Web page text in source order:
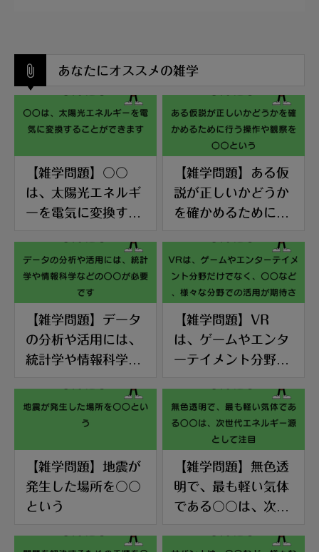
あなたにオススメの雑学
【雑学問題】〇〇
は、太陽光エネルギ
ーを電気に変換する
【雑学問題】ある仮
説が正しいかどうか
を確かめるために行
【雑学問題】データ
の分析や活用には、
統計学や情報科学な
【雑学問題】VR
は、ゲームやエンタ
ーテイメント分野だ
ど、様々な分野での
活用が期待されてい
【雑学問題】地震が
発生した場所を〇〇
という
【雑学問題】無色透
明で、最も軽い気体
である〇〇は、次世